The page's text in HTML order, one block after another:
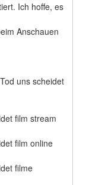
Ich hoffe, es
Anschauen
uns scheidet
film stream
film online
filme